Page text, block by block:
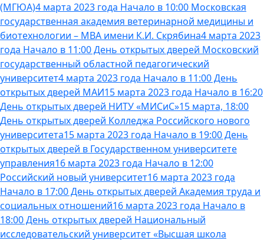
(МГЮА)4 марта 2023 года Начало в 10:00 Московская
государственная академия ветеринарной медицины и
биотехнологии – МВА имени К.И. Скрябина4 марта 2023
года Начало в 11:00 День открытых дверей Московский
государственный областной педагогический
университет4 марта 2023 года Начало в 11:00 День
открытых дверей МАИ15 марта 2023 года Начало в 16:20
День открытых дверей НИТУ «МИСиС»15 марта, 18:00
День открытых дверей Колледжа Российского нового
университета15 марта 2023 года Начало в 19:00 День
открытых дверей в Государственном университете
управления16 марта 2023 года Начало в 12:00
Российский новый университет16 марта 2023 года
Начало в 17:00 День открытых дверей Академия труда и
социальных отношений16 марта 2023 года Начало в
18:00 День открытых дверей Национальный
исследовательский университет «Высшая школа